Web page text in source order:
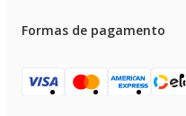
Formas de pagamento